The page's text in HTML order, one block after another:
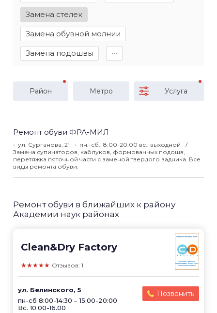
Замена стелек
Замена обувной молнии
Замена подошвы ∙∙∙
Район Метро Услуга
Ремонт обуви ФРА-МИЛ
ул. Сурганова, 21
пн.-сб.: 8:00-20:00 вс.: выходной
Замена супинаторов, каблуков, формованных подошв,
перетяжка пяточной части с заменой твердого задника. Все
виды ремонта обуви.
Ремонт обуви в ближайших к району
Академии наук районах
Clean&Dry Factory
★★★★★ Отзывов: 1
ул. Белинского, 5
пн-сб 8:00-14:30 – 15.00-20:00
Вс. 10.00-16.00
Позвонить